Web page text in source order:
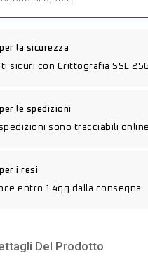
la sicurezza
sicuri con Crittografia SSL
le spedizioni
sono tracciabili
i resi
entro 14gg dalla consegna.
Del Prodotto